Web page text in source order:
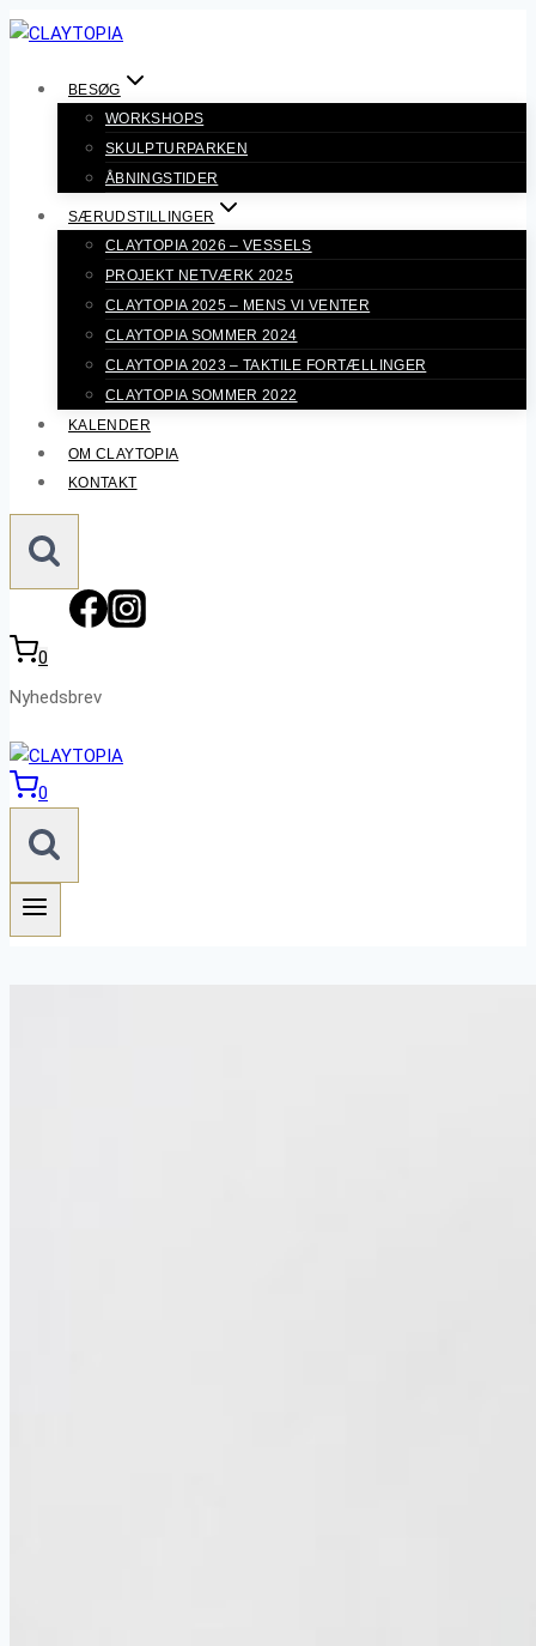
Fortsæt
BESØG
WORKSHOPS
SKULPTURPARKEN
ÅBNINGSTIDER
SÆRUDSTILLINGER
CLAYTOPIA 2026 – VESSELS
PROJEKT NETVÆRK 2025
CLAYTOPIA 2025 – MENS VI VENTER
CLAYTOPIA SOMMER 2024
CLAYTOPIA 2023 – TAKTILE FORTÆLLINGER
CLAYTOPIA SOMMER 2022
KALENDER
OM CLAYTOPIA
KONTAKT
0
Nyhedsbrev
0